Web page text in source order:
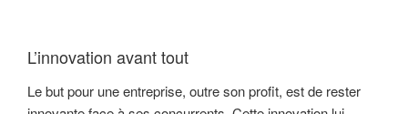
L’innovation avant tout
Le but pour une entreprise, outre son profit, est de rester